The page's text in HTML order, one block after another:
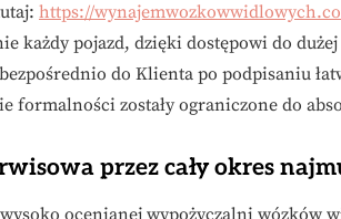
https://
każdy pojazd, dzięki dostępowi do
do Klienta po podpisaniu
formalności zostały ograniczone do
przez cały okres